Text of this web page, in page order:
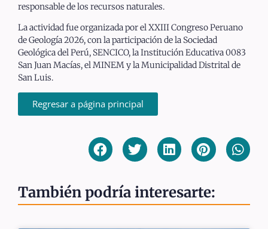
responsable de los recursos naturales.
La actividad fue organizada por el XXIII Congreso Peruano
de Geología 2026, con la participación de la Sociedad
Geológica del Perú, SENCICO, la Institución Educativa 0083
San Juan Macías, el MINEM y la Municipalidad Distrital de
San Luis.
Regresar a página principal
También podría interesarte: